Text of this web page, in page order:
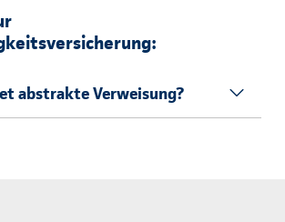
abstrakte Verweisung?